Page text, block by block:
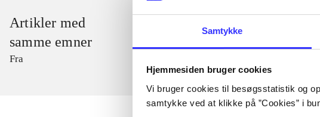
Samtykke
Hjemmesiden bruger cookies
Vi bruger cookies til besøgsstatistik og
samtykke ved at klikke på ”Cookies” i
Artikler med
samme emner
Fra